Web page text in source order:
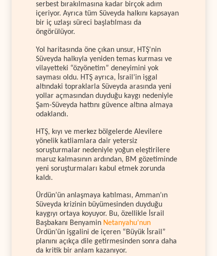
serbest bırakılmasına kadar birçok adım
içeriyor. Ayrıca tüm Süveyda halkını kapsayan
bir iç uzlaşı süreci başlatılması da
öngörülüyor.
Yol haritasında öne çıkan unsur, HTŞ'nin
Süveyda halkıyla yeniden temas kurması ve
vilayetteki “özyönetim” deneyimini yok
sayması oldu. HTŞ ayrıca, İsrail’in işgal
altındaki topraklarla Süveyda arasında yeni
yollar açmasından duyduğu kaygı nedeniyle
Şam-Süveyda hattını güvence altına almaya
odaklandı.
HTŞ, kıyı ve merkez bölgelerde Alevilere
yönelik katliamlara dair yetersiz
soruşturmalar nedeniyle yoğun eleştirilere
maruz kalmasının ardından, BM gözetiminde
yeni soruşturmaları kabul etmek zorunda
kaldı.
Ürdün’ün anlaşmaya katılması, Amman’ın
Süveyda krizinin büyümesinden duyduğu
kaygıyı ortaya koyuyor. Bu, özellikle İsrail
Başbakanı Benyamin Netanyahu’nun
Ürdün’ün işgalini de içeren “Büyük İsrail”
planını açıkça dile getirmesinden sonra daha
da kritik bir anlam kazanıyor.